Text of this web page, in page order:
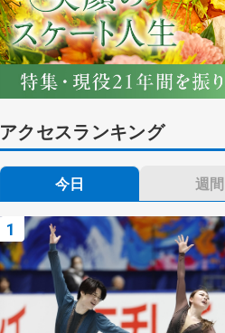
アクセスランキング
今日 週間